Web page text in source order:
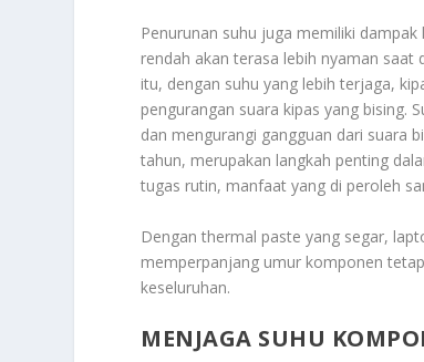
Penurunan suhu juga memiliki
rendah akan terasa lebih nyaman saat
itu, dengan suhu yang lebih terjaga,
pengurangan suara kipas yang bising.
dan mengurangi gangguan dari suara
tahun, merupakan langkah penting
tugas rutin, manfaat yang di peroleh
Dengan thermal paste yang segar,
memperpanjang umur komponen
keseluruhan.
MENJAGA SUHU